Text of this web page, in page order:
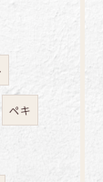
ペキ